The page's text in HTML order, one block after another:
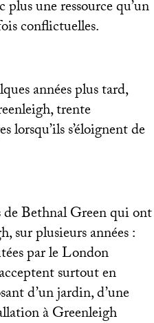
une ressource qu’un
conflictuelles.
années plus tard,
trente
lorsqu’ils s’éloignent de
de Bethnal Green qui ont
sur plusieurs années :
par le London
surtout en
d’un jardin, d’une
à Greenleigh